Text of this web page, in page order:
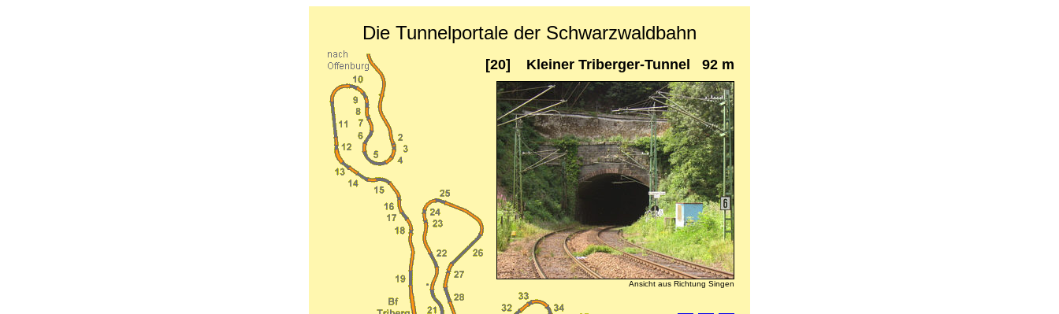
Die Tunnelportale der Schwarzwaldbahn
[20] Kleiner Triberger-Tunnel 92 m
Ansicht aus Richtung Singen